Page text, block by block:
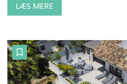
LÆS MERE